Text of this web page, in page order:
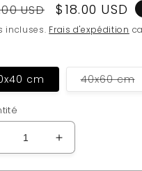
USD
Prix
soldé
$18.00 USD
incluses. Frais d'expédition
cm 40x60 cm
Augmenter
la